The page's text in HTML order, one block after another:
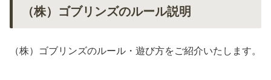
（株）ゴブリンズのルール説明
（株）ゴブリンズのルール・遊び方をご紹介いたします。